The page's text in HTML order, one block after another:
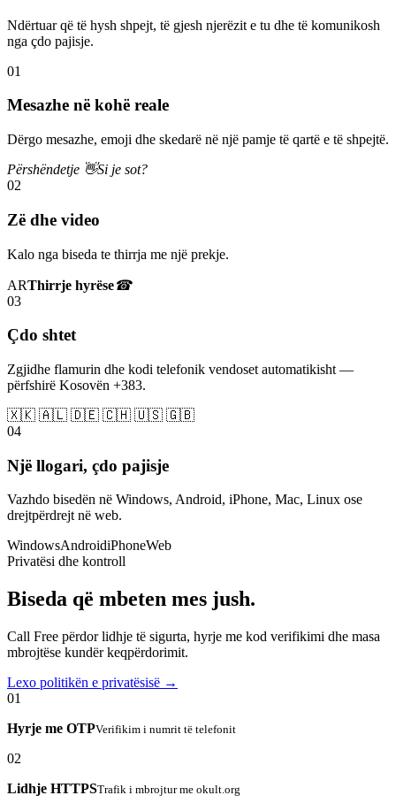
Ndërtuar që të hysh shpejt, të gjesh njerëzit e tu dhe të komunikosh
nga çdo pajisje.
01
Mesazhe në kohë reale
Dërgo mesazhe, emoji dhe skedarë në një pamje të qartë e të shpejtë.
Përshëndetje 👋Si je sot?
02
Zë dhe video
Kalo nga biseda te thirrja me një prekje.
ARThirrje hyrëse☎
03
Çdo shtet
Zgjidhe flamurin dhe kodi telefonik vendoset automatikisht —
përfshirë Kosovën +383.
🇽🇰 🇦🇱 🇩🇪 🇨🇭 🇺🇸 🇬🇧
04
Një llogari, çdo pajisje
Vazhdo bisedën në Windows, Android, iPhone, Mac, Linux ose
drejtpërdrejt në web.
WindowsAndroidiPhoneWeb
Privatësi dhe kontroll
Biseda që mbeten mes jush.
Call Free përdor lidhje të sigurta, hyrje me kod verifikimi dhe masa
mbrojtëse kundër keqpërdorimit.
Lexo politikën e privatësisë →
01
Hyrje me OTPVerifikim i numrit të telefonit
02
Lidhje HTTPSTrafik i mbrojtur me okult.org